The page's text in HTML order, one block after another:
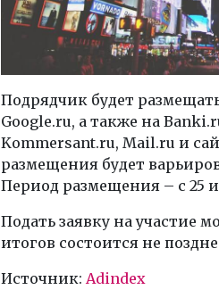
Подрядчик будет
Google.ru, а также на
Kommersant.ru, Mail.ru и
размещения будет
Период размещения – с 25
Подать заявку на участие
итогов состоится не
Источник: Adindex